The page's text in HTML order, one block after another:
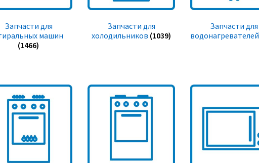
Запчасти для
машин
(1466)
Запчасти для
холодильников (1039)
Запчасти для
водонагревателей